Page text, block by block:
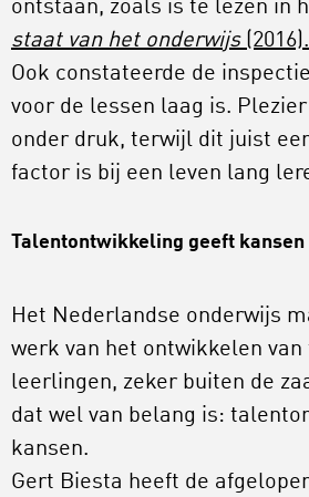
ontstaan, zoals is te lezen in
staat van het onderwijs (2016).
Ook constateerde de
voor de lessen laag is.
onder druk, terwijl dit juist
factor is bij een leven lang
Talentontwikkeling geeft kansen
Het Nederlandse onderwijs
werk van het ontwikkelen van
leerlingen, zeker buiten de
dat wel van belang is:
kansen.
Gert Biesta heeft de